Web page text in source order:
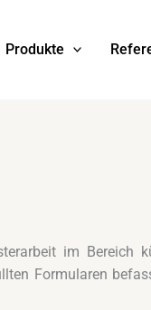
Produkte
im Bereich
Formularen